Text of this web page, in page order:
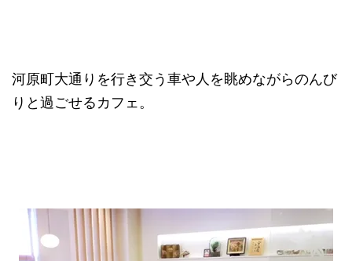
河原町大通りを行き交う車や人を眺めながらのんび
りと過ごせるカフェ。